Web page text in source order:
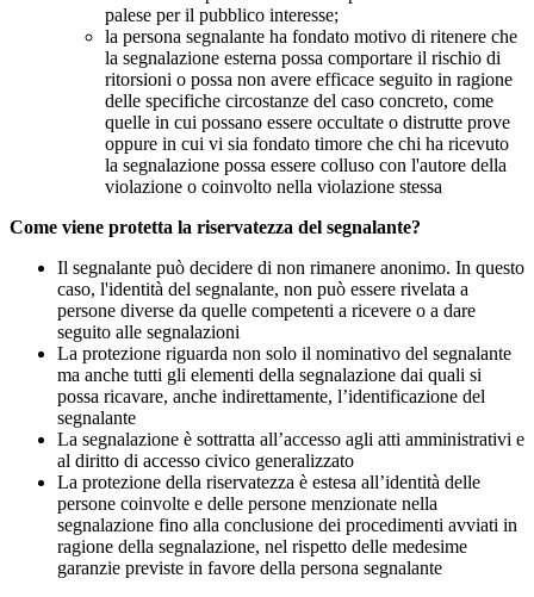
palese per il pubblico interesse;
la persona segnalante ha fondato motivo di ritenere che
la segnalazione esterna possa comportare il rischio di
ritorsioni o possa non avere efficace seguito in ragione
delle specifiche circostanze del caso concreto, come
quelle in cui possano essere occultate o distrutte prove
oppure in cui vi sia fondato timore che chi ha ricevuto
la segnalazione possa essere colluso con l'autore della
violazione o coinvolto nella violazione stessa
Come viene protetta la riservatezza del segnalante?
Il segnalante può decidere di non rimanere anonimo. In questo
caso, l'identità del segnalante, non può essere rivelata a
persone diverse da quelle competenti a ricevere o a dare
seguito alle segnalazioni
La protezione riguarda non solo il nominativo del segnalante
ma anche tutti gli elementi della segnalazione dai quali si
possa ricavare, anche indirettamente, l’identificazione del
segnalante
La segnalazione è sottratta all’accesso agli atti amministrativi e
al diritto di accesso civico generalizzato
La protezione della riservatezza è estesa all’identità delle
persone coinvolte e delle persone menzionate nella
segnalazione fino alla conclusione dei procedimenti avviati in
ragione della segnalazione, nel rispetto delle medesime
garanzie previste in favore della persona segnalante